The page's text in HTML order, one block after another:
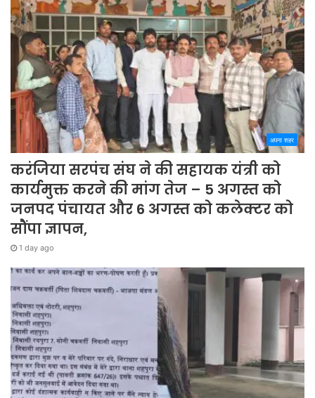
अपना शहर
करंजिया सरपंच संघ ने की सहायक यंत्री को
कार्यमुक्त करने की मांग तेज – 5 अगस्त को
जनपद पंचायत और 6 अगस्त को कलेक्टर को
सौंपा ज्ञापन,
1 day ago